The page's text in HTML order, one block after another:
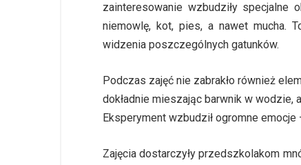
zainteresowanie wzbudziły specjalne
niemowlę, kot, pies, a nawet mucha.
widzenia poszczególnych gatunków.
Podczas zajęć nie zabrakło również
dokładnie mieszając barwnik w wodzie,
Eksperyment wzbudził ogromne
Zajęcia dostarczyły przedszkolakom